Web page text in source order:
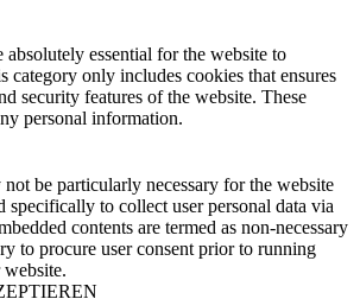
absolutely essential for the website to
category only includes cookies that ensures
security features of the website. These
personal information.
be particularly necessary for the website
specifically to collect user personal data via
contents are termed as non-necessary
to procure user consent prior to running